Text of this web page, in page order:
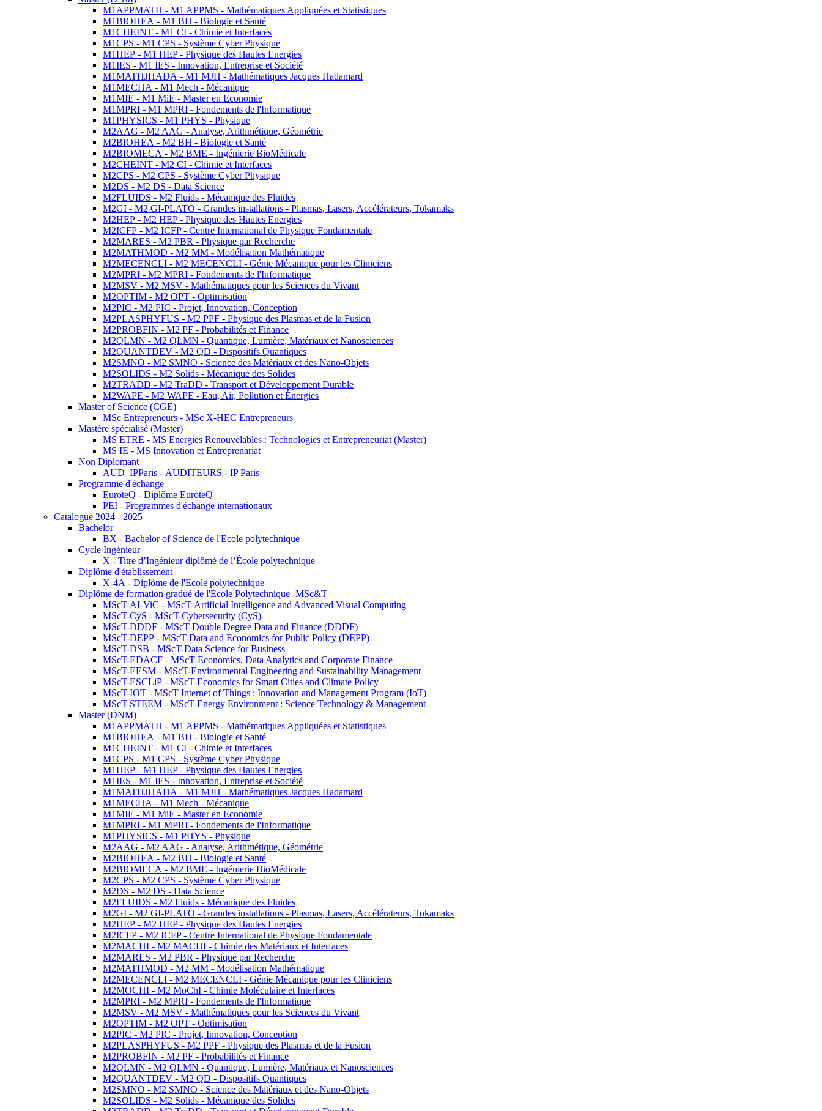
M1APPMATH - M1 APPMS - Mathématiques Appliquées et Statistiques
M1BIOHEA - M1 BH - Biologie et Santé
M1CHEINT - M1 CI - Chimie et Interfaces
M1CPS - M1 CPS - Système Cyber Physique
M1HEP - M1 HEP - Physique des Hautes Energies
M1IES - M1 IES - Innovation, Entreprise et Société
M1MATHJHADA - M1 MJH - Mathématiques Jacques Hadamard
M1MECHA - M1 Mech - Mécanique
M1MIE - M1 MiE - Master en Economie
M1MPRI - M1 MPRI - Fondements de l'Informatique
M1PHYSICS - M1 PHYS - Physique
M2AAG - M2 AAG - Analyse, Arithmétique, Géométrie
M2BIOHEA - M2 BH - Biologie et Santé
M2BIOMECA - M2 BME - Ingénierie BioMédicale
M2CHEINT - M2 CI - Chimie et Interfaces
M2CPS - M2 CPS - Système Cyber Physique
M2DS - M2 DS - Data Science
M2FLUIDS - M2 Fluids - Mécanique des Fluides
M2GI - M2 GI-PLATO - Grandes installations - Plasmas, Lasers, Accélérateurs, Tokamaks
M2HEP - M2 HEP - Physique des Hautes Energies
M2ICFP - M2 ICFP - Centre International de Physique Fondamentale
M2MARES - M2 PBR - Physique par Recherche
M2MATHMOD - M2 MM - Modélisation Mathématique
M2MECENCLI - M2 MECENCLI - Génie Mécanique pour les Cliniciens
M2MPRI - M2 MPRI - Fondements de l'Informatique
M2MSV - M2 MSV - Mathématiques pour les Sciences du Vivant
M2OPTIM - M2 OPT - Optimisation
M2PIC - M2 PIC - Projet, Innovation, Conception
M2PLASPHYFUS - M2 PPF - Physique des Plasmas et de la Fusion
M2PROBFIN - M2 PF - Probabilités et Finance
M2QLMN - M2 QLMN - Quantique, Lumière, Matériaux et Nanosciences
M2QUANTDEV - M2 QD - Dispositifs Quantiques
M2SMNO - M2 SMNO - Science des Matériaux et des Nano-Objets
M2SOLIDS - M2 Solids - Mécanique des Solides
M2TRADD - M2 TraDD - Transport et Développement Durable
M2WAPE - M2 WAPE - Eau, Air, Pollution et Énergies
Master of Science (CGE)
MSc Entrepreneurs - MSc X-HEC Entrepreneurs
Mastère spécialisé (Master)
MS ETRE - MS Energies Renouvelables : Technologies et Entrepreneuriat (Master)
MS IE - MS Innovation et Entreprenariat
Non Diplomant
AUD_IPParis - AUDITEURS - IP Paris
Programme d'échange
EuroteQ - Diplôme EuroteQ
PEI - Programmes d'échange internationaux
Catalogue 2024 - 2025
Bachelor
BX - Bachelor of Science de l'Ecole polytechnique
Cycle Ingénieur
X - Titre d’Ingénieur diplômé de l’École polytechnique
Diplôme d'établissement
X-4A - Diplôme de l'Ecole polytechnique
Diplôme de formation gradué de l'Ecole Polytechnique -MSc&T
MScT-AI-ViC - MScT-Artificial Intelligence and Advanced Visual Computing
MScT-CyS - MScT-Cybersecurity (CyS)
MScT-DDDF - MScT-Double Degree Data and Finance (DDDF)
MScT-DEPP - MScT-Data and Economics for Public Policy (DEPP)
MScT-DSB - MScT-Data Science for Business
MScT-EDACF - MScT-Economics, Data Analytics and Corporate Finance
MScT-EESM - MScT-Environmental Engineering and Sustainability Management
MScT-ESCLiP - MScT-Economics for Smart Cities and Climate Policy
MScT-IOT - MScT-Internet of Things : Innovation and Management Program (IoT)
MScT-STEEM - MScT-Energy Environment : Science Technology & Management
Master (DNM)
M1APPMATH - M1 APPMS - Mathématiques Appliquées et Statistiques
M1BIOHEA - M1 BH - Biologie et Santé
M1CHEINT - M1 CI - Chimie et Interfaces
M1CPS - M1 CPS - Système Cyber Physique
M1HEP - M1 HEP - Physique des Hautes Energies
M1IES - M1 IES - Innovation, Entreprise et Société
M1MATHJHADA - M1 MJH - Mathématiques Jacques Hadamard
M1MECHA - M1 Mech - Mécanique
M1MIE - M1 MiE - Master en Economie
M1MPRI - M1 MPRI - Fondements de l'Informatique
M1PHYSICS - M1 PHYS - Physique
M2AAG - M2 AAG - Analyse, Arithmétique, Géométrie
M2BIOHEA - M2 BH - Biologie et Santé
M2BIOMECA - M2 BME - Ingénierie BioMédicale
M2CPS - M2 CPS - Système Cyber Physique
M2DS - M2 DS - Data Science
M2FLUIDS - M2 Fluids - Mécanique des Fluides
M2GI - M2 GI-PLATO - Grandes installations - Plasmas, Lasers, Accélérateurs, Tokamaks
M2HEP - M2 HEP - Physique des Hautes Energies
M2ICFP - M2 ICFP - Centre International de Physique Fondamentale
M2MACHI - M2 MACHI - Chimie des Matériaux et Interfaces
M2MARES - M2 PBR - Physique par Recherche
M2MATHMOD - M2 MM - Modélisation Mathématique
M2MECENCLI - M2 MECENCLI - Génie Mécanique pour les Cliniciens
M2MOCHI - M2 MoChI - Chimie Moléculaire et Interfaces
M2MPRI - M2 MPRI - Fondements de l'Informatique
M2MSV - M2 MSV - Mathématiques pour les Sciences du Vivant
M2OPTIM - M2 OPT - Optimisation
M2PIC - M2 PIC - Projet, Innovation, Conception
M2PLASPHYFUS - M2 PPF - Physique des Plasmas et de la Fusion
M2PROBFIN - M2 PF - Probabilités et Finance
M2QLMN - M2 QLMN - Quantique, Lumière, Matériaux et Nanosciences
M2QUANTDEV - M2 QD - Dispositifs Quantiques
M2SMNO - M2 SMNO - Science des Matériaux et des Nano-Objets
M2SOLIDS - M2 Solids - Mécanique des Solides